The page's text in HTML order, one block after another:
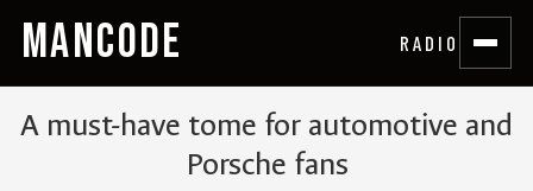
MANCODE RADIO
A must-have tome for automotive and
Porsche fans